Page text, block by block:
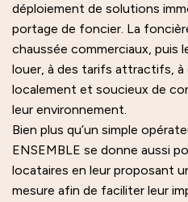
déploiement de solutions
portage de foncier. La
chaussée commerciaux, puis
louer, à des tarifs attractifs, à
localement et soucieux de
leur environnement.
Bien plus qu’un simple
ENSEMBLE se donne aussi
locataires en leur proposant
mesure afin de faciliter leur